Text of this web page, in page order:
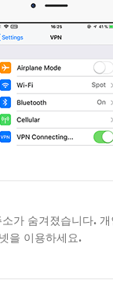
가 숨겨졌습니다. 개
을 이용하세요.